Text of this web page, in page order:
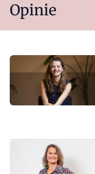
Opinie